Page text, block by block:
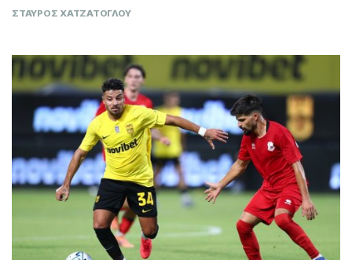
ΣΤΑΥΡΟΣ ΧΑΤΖΑΤΟΓΛΟΥ